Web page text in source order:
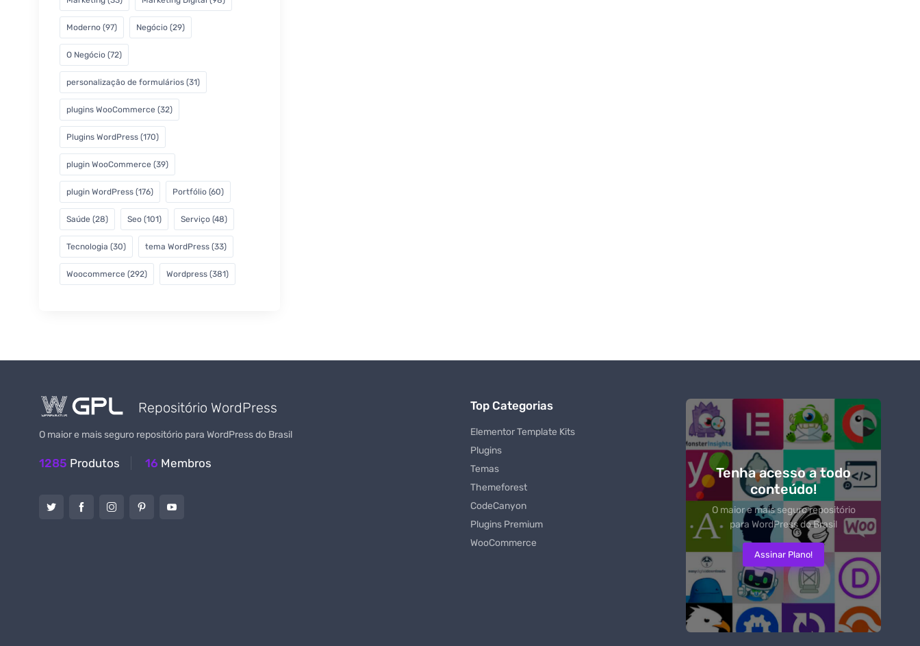
Moderno (97) Negócio (29)
O Negócio (72)
personalização de formulários (31)
plugins WooCommerce (32)
Plugins WordPress (170)
plugin WooCommerce (39)
plugin WordPress (176) Portfólio (60)
Saúde (28) Seo (101) Serviço (48)
Tecnologia (30) tema WordPress (33)
Woocommerce (292) Wordpress (381)
Repositório WordPress
O maior e mais seguro repositório para WordPress do Brasil
1285 Produtos 16 Membros
Top Categorias
Elementor Template Kits
Plugins
Temas
Themeforest
CodeCanyon
Plugins Premium
WooCommerce
Tenha acesso a todo
conteúdo!
O maior e mais seguro repositório
para WordPress do Brasil
Assinar Plano!